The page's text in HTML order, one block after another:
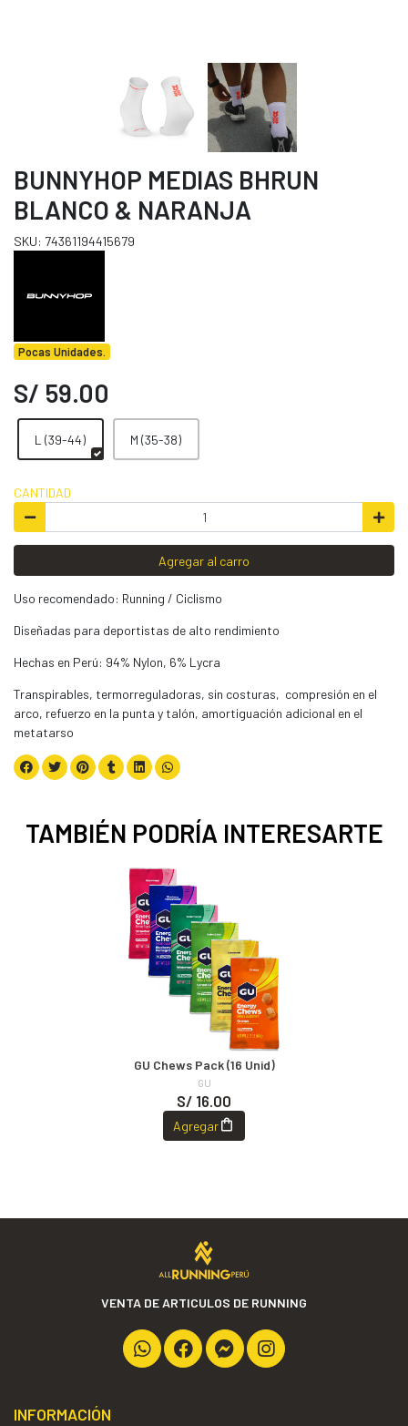
BUNNYHOP MEDIAS BHRUN
BLANCO & NARANJA
SKU: 74361194415679
Pocas Unidades.
S/ 59.00
L (39-44) M (35-38)
CANTIDAD
Agregar al carro
Uso recomendado: Running / Ciclismo
Diseñadas para deportistas de alto rendimiento
Hechas en Perú: 94% Nylon, 6% Lycra
Transpirables, termorreguladoras, sin costuras, compresión en el
arco, refuerzo en la punta y talón, amortiguación adicional en el
metatarso
TAMBIÉN PODRÍA INTERESARTE
GU Chews Pack (16 Unid)
GU
S/ 16.00
Agregar
VENTA DE ARTICULOS DE RUNNING
INFORMACIÓN